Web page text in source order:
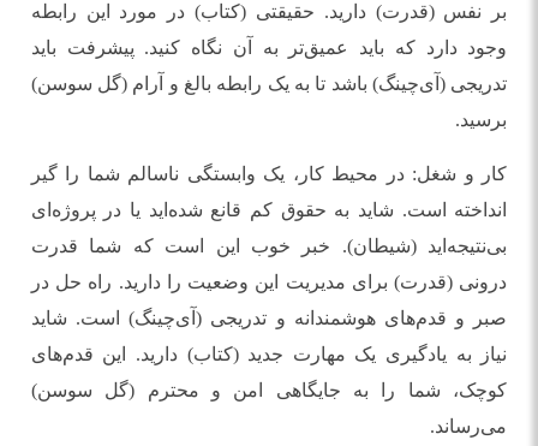
بر نفس (قدرت) دارید. حقیقتی (کتاب) در مورد این رابطه
وجود دارد که باید عمیق‌تر به آن نگاه کنید. پیشرفت باید
تدریجی (آی‌چینگ) باشد تا به یک رابطه بالغ و آرام (گل سوسن)
برسید.
کار و شغل: در محیط کار، یک وابستگی ناسالم شما را گیر
انداخته است. شاید به حقوق کم قانع شده‌اید یا در پروژه‌ای
بی‌نتیجه‌اید (شیطان). خبر خوب این است که شما قدرت
درونی (قدرت) برای مدیریت این وضعیت را دارید. راه حل در
صبر و قدم‌های هوشمندانه و تدریجی (آی‌چینگ) است. شاید
نیاز به یادگیری یک مهارت جدید (کتاب) دارید. این قدم‌های
کوچک، شما را به جایگاهی امن و محترم (گل سوسن)
می‌رساند.